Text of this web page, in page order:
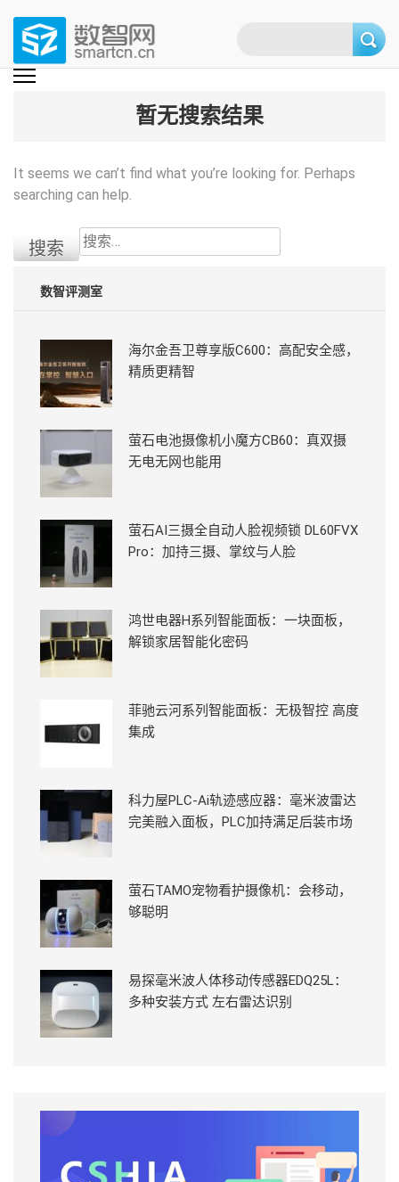
content
(Press
数智网
智能家居第一资讯门户 | 智能家居系统，智能家居产品，智能家居解决方
暂无搜索结果
It seems we can’t find what you’re looking for. Perhaps
searching can help.
搜
索：
数智评测室
海尔金吾卫尊享版C600：高配安全感，
精质更精智
萤石电池摄像机小魔方CB60：真双摄
无电无网也能用
萤石AI三摄全自动人脸视频锁 DL60FVX
Pro：加持三摄、掌纹与人脸
鸿世电器H系列智能面板：一块面板，
解锁家居智能化密码
菲驰云河系列智能面板：无极智控 高度
集成
科力屋PLC-Ai轨迹感应器：毫米波雷达
完美融入面板，PLC加持满足后装市场
萤石TAMO宠物看护摄像机：会移动，
够聪明
易探毫米波人体移动传感器EDQ25L：
多种安装方式 左右雷达识别